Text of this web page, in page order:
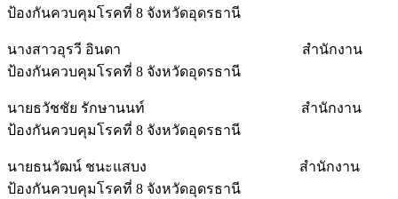
ป้องกันควบคุมโรคที่ 8 จังหวัดอุดรธานี
นางสาวอุรวี อินดา สำนักงาน
ป้องกันควบคุมโรคที่ 8 จังหวัดอุดรธานี
นายธวัชชัย รักษานนท์ สำนักงาน
ป้องกันควบคุมโรคที่ 8 จังหวัดอุดรธานี
นายธนวัฒน์ ชนะแสบง สำนักงาน
ป้องกันควบคุมโรคที่ 8 จังหวัดอุดรธานี